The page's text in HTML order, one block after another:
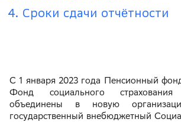
Сроки сдачи отчётности
С 1 января 2023 года Пенсионный
Фонд социального
объединены в новую
государственный внебюджетный